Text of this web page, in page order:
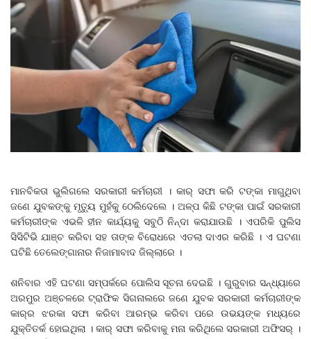
ମାନବିକତା ଭୁଲିଗଲେ ସରକାରୀ କର୍ମଚାରୀ । କାର୍ ସଫା କରି ଟଙ୍କା ମାଗୁଥିବା
ଜଣେ ଯୁବକଙ୍କୁ ମୃତ୍ୟୁ ମୁହଁକୁ ଠେଲିଦେଲେ । ଅଳ୍ପ କିଛି ଟଙ୍କା ପାଇଁ ସରକାରୀ
କର୍ମଚାରୀଙ୍କ ଏଭଳି ହୀନ କାର୍ଯ୍ୟକୁ ସବୁଠି ନିନ୍ଦା କରାଯାଉଛି । ଏପରିକି ପୁଲିସ
ସିସିଟିଭି ଯାଞ୍ଚ କରିବା ସହ ତାଙ୍କ ବିରୋଧରେ ଏତଲା ଦାଏର କରିଛି । ଏ ଘଟଣା
ଘଟିଛି ତେଲେଙ୍ଗାନାର ନିଜାମାବାଦ ଜିଲ୍ଲାରେ ।
ଶନିବାର ଏହି ଘଟଣା ସମ୍ପର୍କରେ ପୋଲିସ ସୂଚନା ଦେଇଛି । ଗୁରୁବାର ସନ୍ଧ୍ୟାରେ
ଅରମୁର ଅଞ୍ଚଳରେ ଟ୍ରାଫିକ ସିଗନାଲରେ ଜଣେ ଯୁବକ ସରକାରୀ କର୍ମଚାରୀଙ୍କ
କାର୍‌ର ଝରକା ସଫା କରିବା ଆରମ୍ଭ କରିବା ପରେ ଉଭୟଙ୍କ ମଧ୍ୟରେ
ଯୁକ୍ତିତର୍କ ହୋଇଥିଲା । କାର୍‌ ସଫା କରିବାକୁ ମନା କରିଥିଲେ ସରକାରୀ ଅଫିସର୍‌ ।